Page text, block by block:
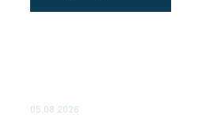
05.08.2026